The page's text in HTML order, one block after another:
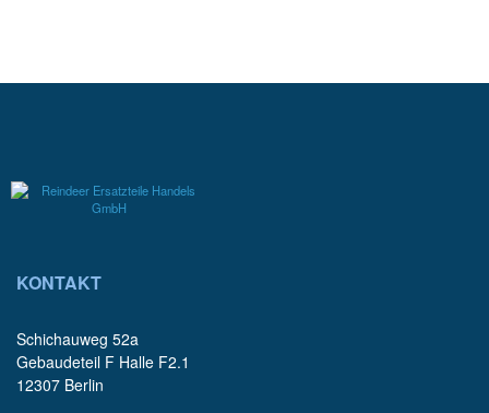
KONTAKT
Schichauweg 52a
Gebaudeteil F Halle F2.1
12307 Berlin